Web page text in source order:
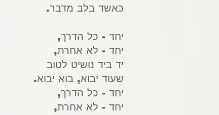
כאשד בלב מדבר.
יחד - כל הדרך,
יחד - לא אחרת,
יד ביד נושיט לטוב
שעוד יבוא, בוא יבוא.
יחד - כל הדרך,
יחד - לא אחרת,